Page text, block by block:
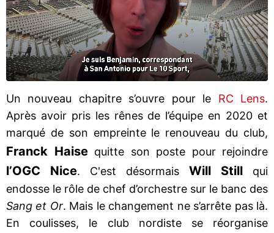
Un nouveau chapitre s’ouvre pour le RC Lens.
Après avoir pris les rênes de l’équipe en 2020 et
marqué de son empreinte le renouveau du club,
Franck Haisequitte son poste pour rejoindre
l’OGC Nice. C'est désormais Will Still qui
endosse le rôle de chef d’orchestre sur le banc des
Sang et Or. Mais le changement ne s’arrête pas là.
En coulisses, le club nordiste se réorganise